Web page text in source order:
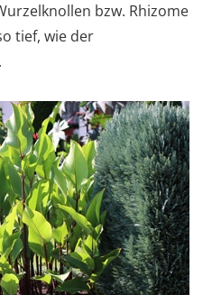
bzw. Rhizome
tief, wie der